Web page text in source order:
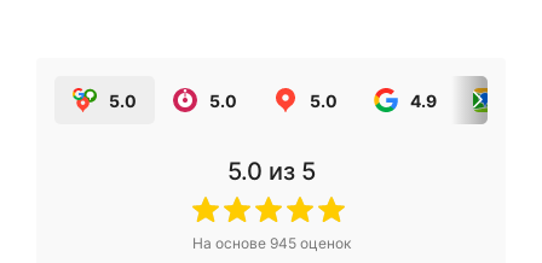
5.0 5.0 5.0 4.9
5.0 из 5
На основе 945оценок